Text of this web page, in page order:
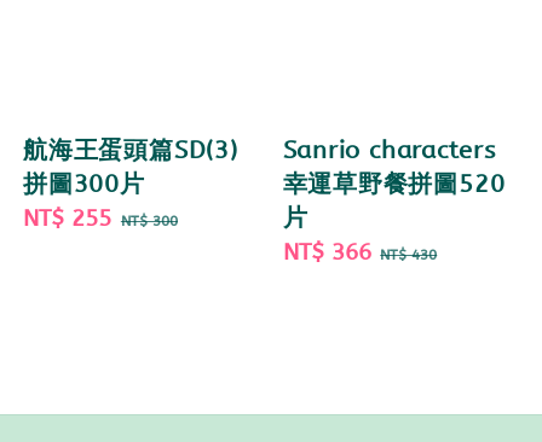
航海王蛋頭篇SD(3)
拼圖300片
Sale
NT$ 255 Regular
NT$ 300
Sanrio characters
幸運草野餐拼圖520
片
Sale
NT$ 366 Regular
NT$ 430